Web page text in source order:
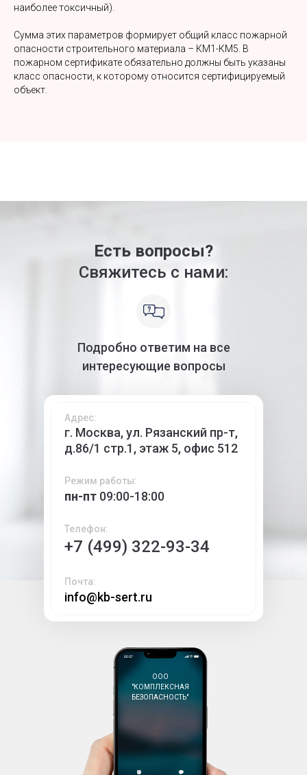
наиболее токсичный).
Сумма этих параметров формирует общий класс пожарной
опасности строительного материала – КМ1-КМ5. В
пожарном сертификате обязательно должны быть указаны
класс опасности, к которому относится сертифицируемый
объект.
Есть вопросы?
Свяжитесь с нами:
Адрес:
г. Москва, ул. Рязанский пр-т,
д.86/1 стр.1, этаж 5, офис 512
Режим работы:
пн-пт 09:00-18:00
+7 (499) 322-93-34
Телефон:
Почта:
info@kb-sert.ru
Подробно ответим на все
интересующие вопросы
ООО
"КОМПЛЕКСНАЯ
БЕЗОПАСНОСТЬ"